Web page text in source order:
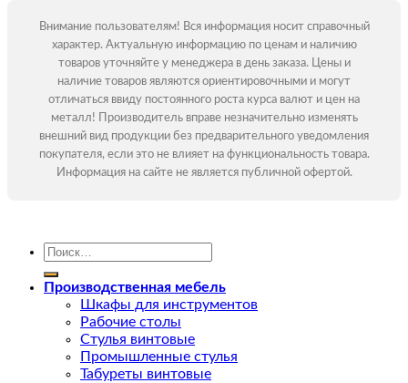
Внимание пользователям! Вся информация носит справочный
характер. Актуальную информацию по ценам и наличию
товаров уточняйте у менеджера в день заказа. Цены и
наличие товаров являются ориентировочными и могут
отличаться ввиду постоянного роста курса валют и цен на
металл! Производитель вправе незначительно изменять
внешний вид продукции без предварительного уведомления
покупателя, если это не влияет на функциональность товара.
Информация на сайте не является публичной офертой.
Искать:
Производственная мебель
Шкафы для инструментов
Рабочие столы
Стулья винтовые
Промышленные стулья
Табуреты винтовые